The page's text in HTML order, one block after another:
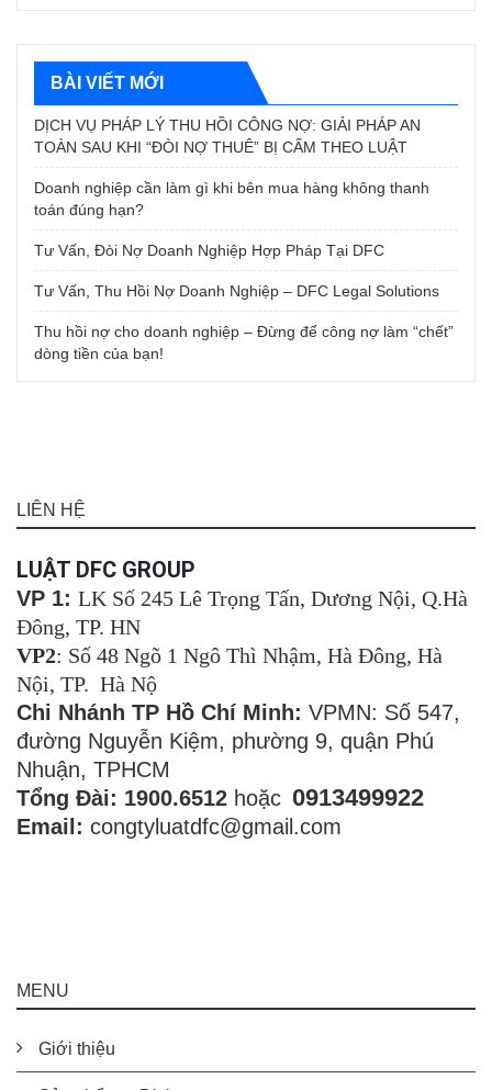
BÀI VIẾT MỚI
DỊCH VỤ PHÁP LÝ THU HỒI CÔNG NỢ: GIẢI PHÁP AN
TOÀN SAU KHI “ĐÒI NỢ THUÊ” BỊ CẤM THEO LUẬT
Doanh nghiệp cần làm gì khi bên mua hàng không thanh
toán đúng hạn?
Tư Vấn, Đòi Nợ Doanh Nghiệp Hợp Pháp Tại DFC
Tư Vấn, Thu Hồi Nợ Doanh Nghiệp – DFC Legal Solutions
Thu hồi nợ cho doanh nghiệp – Đừng để công nợ làm “chết”
dòng tiền của bạn!
LIÊN HỆ
LUẬT DFC GROUP
VP 1: LK Số 245 Lê Trọng Tấn, Dương Nội, Q.Hà
Đông, TP. HN
VP2: Số 48 Ngõ 1 Ngô Thì Nhậm, Hà Đông, Hà
Nội, TP. Hà Nộ
Chi Nhánh TP Hồ Chí Minh: VPMN: Số 547,
đường Nguyễn Kiệm, phường 9, quận Phú
Nhuận, TPHCM
Tổng Đài: 1900.6512 hoặc 0913499922
Email: congtyluatdfc@gmail.com
MENU
Giới thiệu